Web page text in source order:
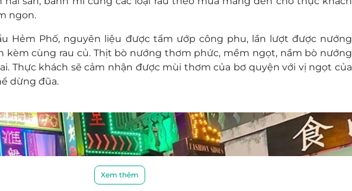
ngon.
Hẻm Phố, nguyên liệu được tẩm ướp công phu, lần lượt được nướng
kèm cùng rau củ. Thịt bò nướng thơm phức, mềm ngọt, nầm bò nướng
Thực khách sẽ cảm nhận được mùi thơm của bơ quyện với vị ngọt của
dừng đũa.
Xem thêm